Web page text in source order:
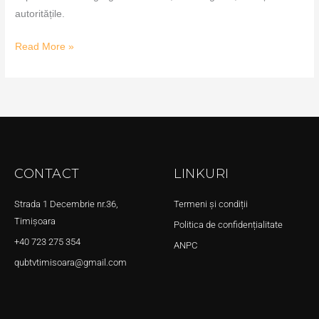
autoritățile.
Read More »
CONTACT
Strada 1 Decembrie nr.36,
Timișoara
+40 723 275 354
qubtvtimisoara@gmail.com
LINKURI
Termeni și condiții
Politica de confidențialitate
ANPC